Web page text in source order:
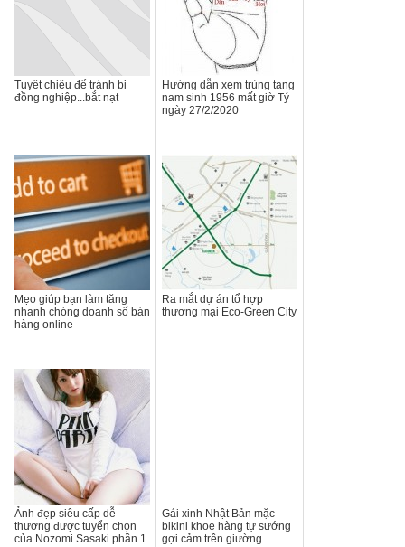
Tuyệt chiêu để tránh bị
đồng nghiệp...bắt nạt
Hướng dẫn xem trùng tang
nam sinh 1956 mất giờ Tý
ngày 27/2/2020
Mẹo giúp bạn làm tăng
nhanh chóng doanh số bán
hàng online
Ra mắt dự án tổ hợp
thương mại Eco-Green City
Ảnh đẹp siêu cấp dễ
thương được tuyển chọn
của Nozomi Sasaki phần 1
Gái xinh Nhật Bản mặc
bikini khoe hàng tự sướng
gợi cảm trên giường